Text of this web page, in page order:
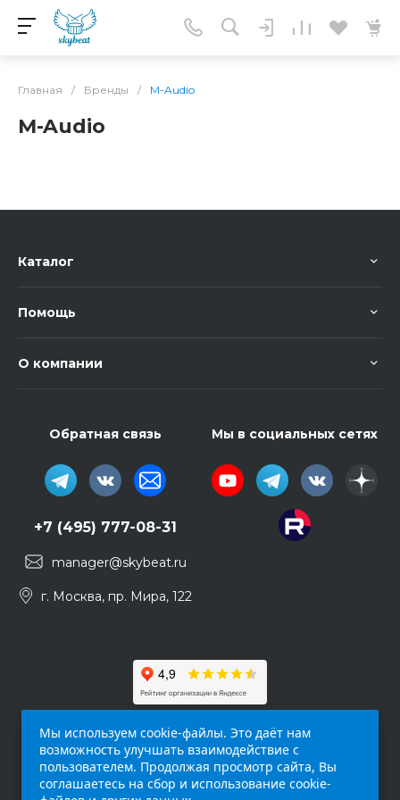
Главная / Бренды / M-Audio
M-Audio
Каталог
Помощь
О компании
Обратная связь
+7 (495) 777-08-31
manager@skybeat.ru
г. Москва, пр. Мира, 122
Мы в социальных сетях
Мы используем cookie-файлы. Это даёт нам
возможность улучшать взаимодействие с
пользователем. Продолжая просмотр сайта, Вы
соглашаетесь на сбор и использование cookie-